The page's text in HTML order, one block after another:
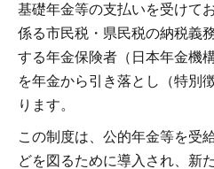
基礎年金等の支払いを受けて
係る市民税・県民税の納税義
する年金保険者（日本年金機
を年金から引き落とし（特別
ります。
この制度は、公的年金等を受
どを図るために導入され、新